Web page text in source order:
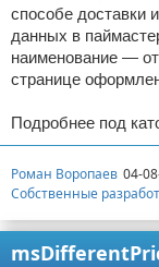
Дача
способе доставки
данных в
наименование —
странице
Подробнее под
Роман Воропаев 04-
Собственные